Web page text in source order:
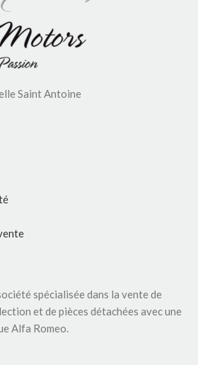
Saint Antoine
spécialisée dans la vente de
et de pièces détachées avec une
Alfa Romeo.